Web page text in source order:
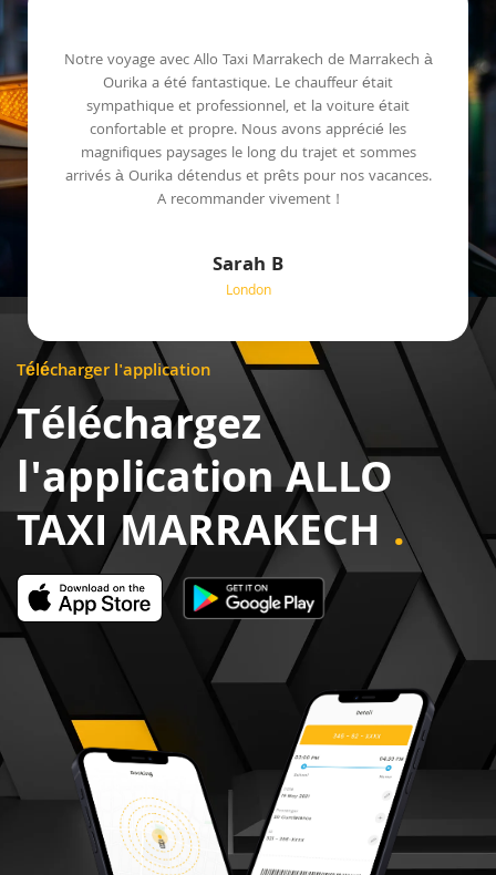
Notre voyage avec Allo Taxi Marrakech de Marrakech à
Ourika a été fantastique. Le chauffeur était
sympathique et professionnel, et la voiture était
confortable et propre. Nous avons apprécié les
magnifiques paysages le long du trajet et sommes
arrivés à Ourika détendus et prêts pour nos vacances.
A recommander vivement !
Sarah B
London
Télécharger l'application
Téléchargez
l'application ALLO
TAXI MARRAKECH.